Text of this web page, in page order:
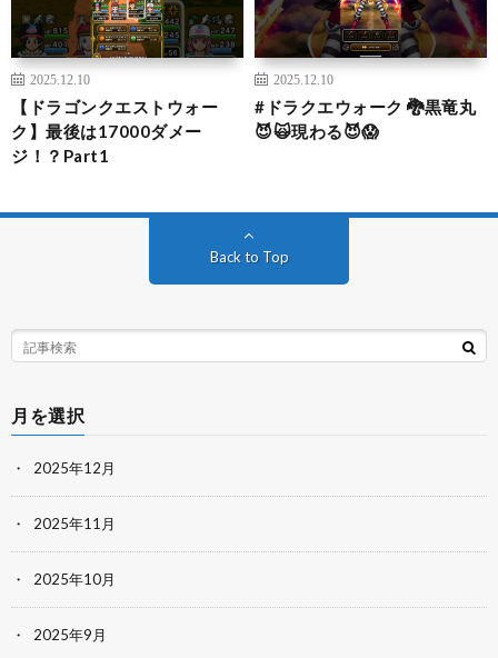
2025.12.10
【ドラゴンクエストウォー
ク】最後は17000ダメー
ジ！？Part1
2025.12.10
#ドラクエウォーク 🐉黒竜丸
😈🙀現わる😈😱
Back to Top
月を選択
2025年12月
2025年11月
2025年10月
2025年9月